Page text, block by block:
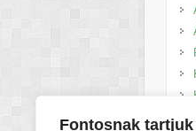
Fontosnak